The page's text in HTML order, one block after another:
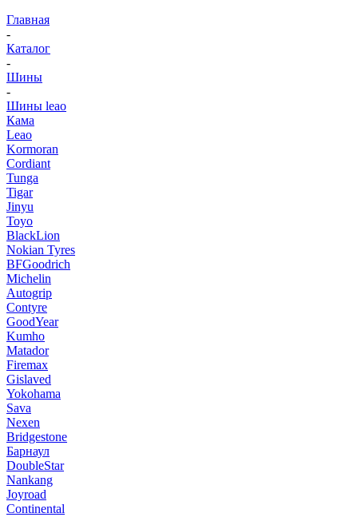
Главная
-
Каталог
-
Шины
-
Шины leao
Кама
Leao
Kormoran
Cordiant
Tunga
Tigar
Jinyu
Toyo
BlackLion
Nokian Tyres
BFGoodrich
Michelin
Autogrip
Contyre
GoodYear
Kumho
Matador
Firemax
Gislaved
Yokohama
Sava
Nexen
Bridgestone
Барнаул
DoubleStar
Nankang
Joyroad
Continental